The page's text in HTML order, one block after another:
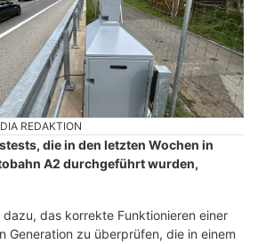
REDAKTION
die in den letzten Wochen in
A2 durchgeführt wurden,
dazu, das korrekte Funktionieren einer
Generation zu überprüfen, die in einem